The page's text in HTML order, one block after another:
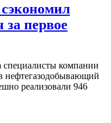
первое
специалисты компании
нефтегазодобывающий
реализовали 946